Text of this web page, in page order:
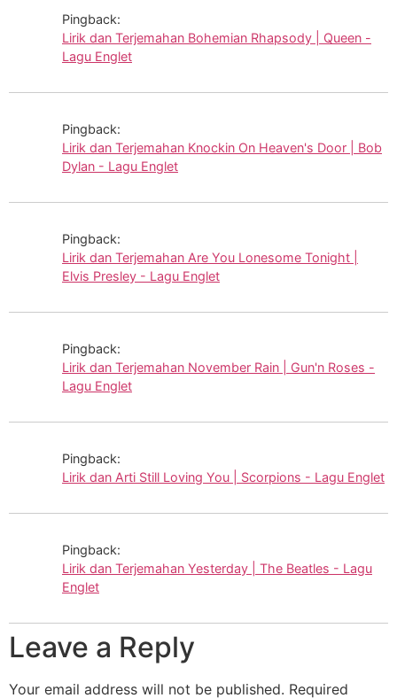
Pingback:
Lirik dan Terjemahan Bohemian Rhapsody | Queen -
Lagu Englet
Pingback:
Lirik dan Terjemahan Knockin On Heaven's Door | Bob
Dylan - Lagu Englet
Pingback:
Lirik dan Terjemahan Are You Lonesome Tonight |
Elvis Presley - Lagu Englet
Pingback:
Lirik dan Terjemahan November Rain | Gun'n Roses -
Lagu Englet
Pingback:
Lirik dan Arti Still Loving You | Scorpions - Lagu Englet
Pingback:
Lirik dan Terjemahan Yesterday | The Beatles - Lagu
Englet
Leave a Reply
Your email address will not be published. Required